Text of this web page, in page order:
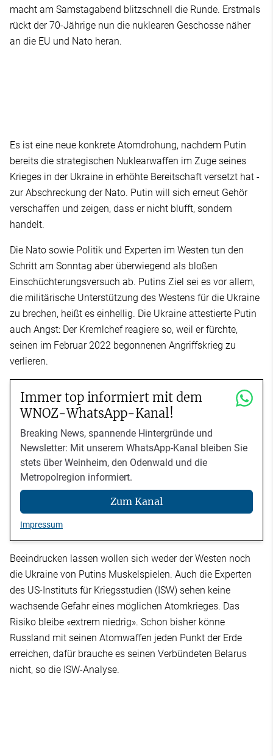
macht am Samstagabend blitzschnell die Runde. Erstmals
rückt der 70-Jährige nun die nuklearen Geschosse näher
an die EU und Nato heran.
Es ist eine neue konkrete Atomdrohung, nachdem Putin
bereits die strategischen Nuklearwaffen im Zuge seines
Krieges in der Ukraine in erhöhte Bereitschaft versetzt hat -
zur Abschreckung der Nato. Putin will sich erneut Gehör
verschaffen und zeigen, dass er nicht blufft, sondern
handelt.
Die Nato sowie Politik und Experten im Westen tun den
Schritt am Sonntag aber überwiegend als bloßen
Einschüchterungsversuch ab. Putins Ziel sei es vor allem,
die militärische Unterstützung des Westens für die Ukraine
zu brechen, heißt es einhellig. Die Ukraine attestierte Putin
auch Angst: Der Kremlchef reagiere so, weil er fürchte,
seinen im Februar 2022 begonnenen Angriffskrieg zu
verlieren.
Immer top informiert mit dem
WNOZ-WhatsApp-Kanal!
Breaking News, spannende Hintergründe und
Newsletter: Mit unserem WhatsApp-Kanal bleiben Sie
stets über Weinheim, den Odenwald und die
Metropolregion informiert.
Zum Kanal
Impressum
Beeindrucken lassen wollen sich weder der Westen noch
die Ukraine von Putins Muskelspielen. Auch die Experten
des US-Instituts für Kriegsstudien (ISW) sehen keine
wachsende Gefahr eines möglichen Atomkrieges. Das
Risiko bleibe «extrem niedrig». Schon bisher könne
Russland mit seinen Atomwaffen jeden Punkt der Erde
erreichen, dafür brauche es seinen Verbündeten Belarus
nicht, so die ISW-Analyse.